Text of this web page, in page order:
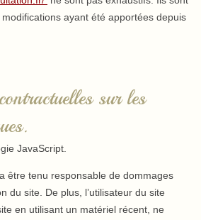
ayant été apportées depuis
sur les
JavaScript.
être tenu responsable de dommages
du site. De plus, l’utilisateur du site
en utilisant un matériel récent, ne